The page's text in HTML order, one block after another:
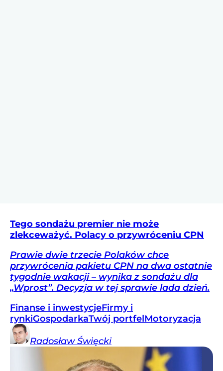
Tego sondażu premier nie może
zlekceważyć. Polacy o przywróceniu CPN
Prawie dwie trzecie Polaków chce
przywrócenia pakietu CPN na dwa ostatnie
tygodnie wakacji – wynika z sondażu dla
„Wprost”. Decyzja w tej sprawie lada dzień.
Finanse i inwestycjeFirmy i
rynkiGospodarkaTwój portfelMotoryzacja
Radosław Święcki